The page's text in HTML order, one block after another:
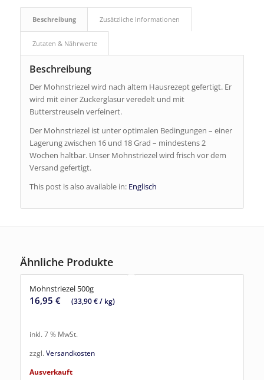
Beschreibung Zusätzliche Informationen
Zutaten & Nährwerte
Beschreibung
Der Mohnstriezel wird nach altem Hausrezept gefertigt. Er
wird mit einer Zuckerglasur veredelt und mit
Butterstreuseln verfeinert.
Der Mohnstriezel ist unter optimalen Bedingungen – einer
Lagerung zwischen 16 und 18 Grad – mindestens 2
Wochen haltbar. Unser Mohnstriezel wird frisch vor dem
Versand gefertigt.
This post is also available in: Englisch
Ähnliche Produkte
Mohnstriezel 500g
16,95 € (33,90€/ kg)
inkl. 7 % MwSt.
zzgl. Versandkosten
Ausverkauft